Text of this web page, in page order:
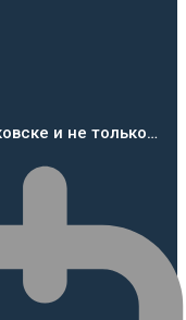
и не только…